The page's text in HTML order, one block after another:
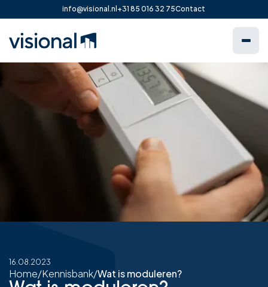
info@visional.nl +31 85 016 32 75Contact
16.08.2023
Home/Kennisbank/Wat is moduleren?